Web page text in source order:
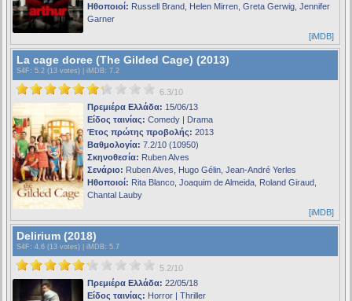
Ηθοποιοί: Russell Brand, Helen Mirren, Greta Gerwig, Jennifer
Garner
[iMDB]
La cage doree (The Gilded Cage) (2013)
S4F : 5.2 (13 votes) | iMDB: 7.2
6.3/10
Πρεμιέρα Ελλάδα: 15/06/13
Είδος ταινίας: Comedy | Drama
Έτος πρώτης προβολής: 2013
Βαθμολογία: 7.2/10 (10950)
Σκηνοθεσία: Ruben Alves
Σενάριο: Ruben Alves, Hugo Gélin, Jean-André Yerles
Ηθοποιοί: Rita Blanco, Joaquim de Almeida, Roland Giraud,
Chantal Lauby
[iMDB]
Delirium (2018)
S4F : 4.6 (13 votes) | iMDB: 5.7
5.2/10
Πρεμιέρα Ελλάδα: 22/05/18
Είδος ταινίας: Horror | Thriller